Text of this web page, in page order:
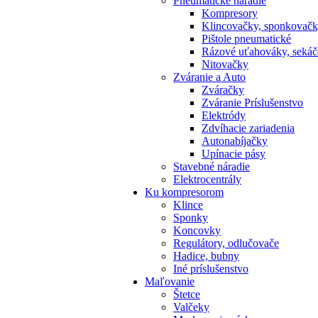
Kompresory
Klincovačky,
Pištole pneumatické
Rázové uťahováky,
Nitovačky
Zváranie a Auto
Zváračky
Zváranie Príslušenstvo
Elektródy
Zdvíhacie zariadenia
Autonabíjačky
Upínacie pásy
Stavebné náradie
Elektrocentrály
Ku kompresorom
Klince
Sponky
Koncovky
Regulátory, odlučovače
Hadice, bubny
Iné príslušenstvo
Maľovanie
Štetce
Valčeky